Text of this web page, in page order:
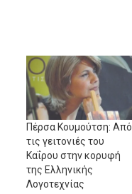
Πέρσα Κουμούτση: Από
τις γειτονιές του
Καΐρου στην κορυφή
της Ελληνικής
Λογοτεχνίας